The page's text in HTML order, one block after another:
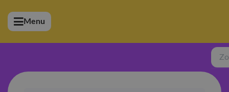
(Artiesten)
Menu